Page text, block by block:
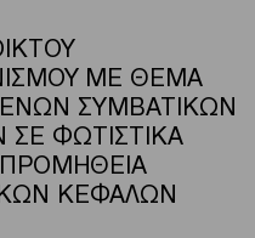
ΜΕ ΘΕΜΑ
ΣΥΜΒΑΤΙΚΩΝ
ΦΩΤΙΣΤΙΚΑ
ΠΡΟΜΗΘΕΙΑ
ΚΕΦΑΛΩΝ